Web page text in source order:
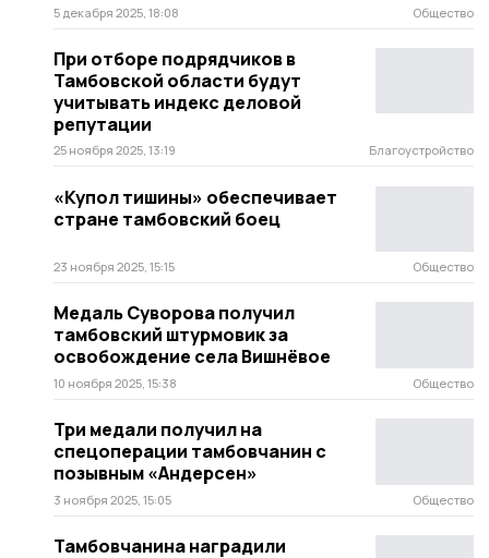
5 декабря 2025, 18:08 Общество
При отборе подрядчиков в
Тамбовской области будут
учитывать индекс деловой
репутации
25 ноября 2025, 13:19 Благоустройство
«Купол тишины» обеспечивает
стране тамбовский боец
23 ноября 2025, 15:15 Общество
Медаль Суворова получил
тамбовский штурмовик за
освобождение села Вишнёвое
10 ноября 2025, 15:38 Общество
Три медали получил на
спецоперации тамбовчанин с
позывным «Андерсен»
3 ноября 2025, 15:05 Общество
Тамбовчанина наградили